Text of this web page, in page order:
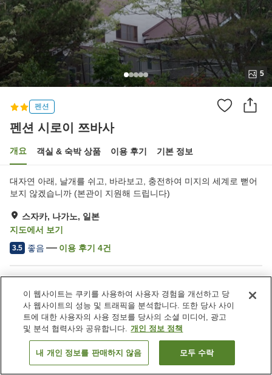
5
펜션
펜션 시로이 쯔바사
개요 객실 & 숙박 상품 이용 후기 기본 정보
대자연 아래, 날개를 쉬고, 바라보고, 충전하여 미지의 세계로 뻗어
보지 않겠습니까 (본관이 지원해 드립니다)
스자카, 나가노, 일본
지도에서 보기
3.5 좋음 이용 후기 4건
주차장
레스토랑
라운지
건물 내에서 반려동물 동반
가능
일본 나가노 스자카 펜션 시로이 쯔바사
객실 보기
이 웹사이트는 쿠키를 사용하여 사용자 경험을 개선하고 당
사 웹사이트의 성능 및 트래픽을 분석합니다. 또한 당사 사이
트에 대한 사용자의 사용 정보를 당사의 소셜 미디어, 광고
및 분석 협력사와 공유합니다. 개인 정보 정책
내 개인 정보를 판매하지 않음 모두 수락